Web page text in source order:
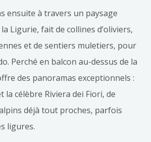
ensuite à travers un paysage
Ligurie, fait de collines d’oliviers,
et de sentiers muletiers, pour
Perché en balcon au-dessus de la
des panoramas exceptionnels :
la célèbre Riviera dei Fiori, de
déjà tout proches, parfois
ligures.